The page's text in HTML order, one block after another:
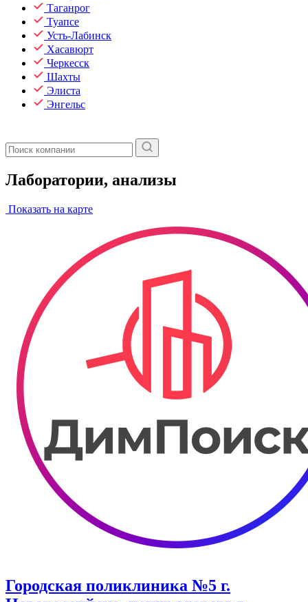
Таганрог
Туапсе
Усть-Лабинск
Хасавюрт
Черкесск
Шахты
Элиста
Энгельс
Лаборатории, анализы
Показать на карте
Городская поликлиника №5 г.